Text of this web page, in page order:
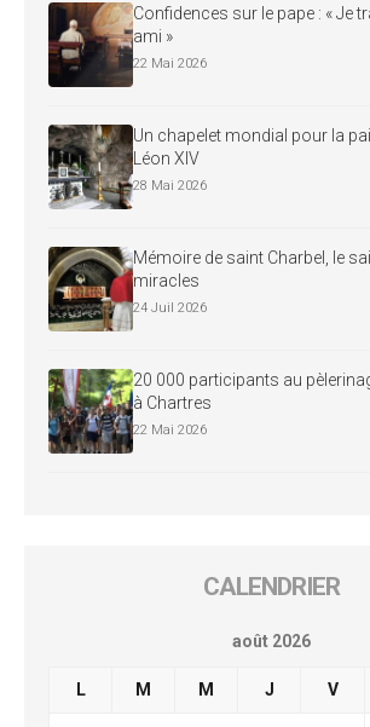
Confidences sur le pape : « Je
ami »
22 Mai 2026
Un chapelet mondial pour la
Léon XIV
28 Mai 2026
Mémoire de saint Charbel, le
miracles
24 Juil 2026
20 000 participants au
à Chartres
22 Mai 2026
CALENDRIER
août 2026
L M M J V